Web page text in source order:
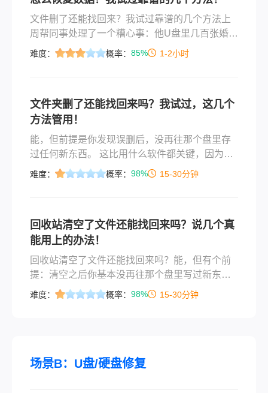
文件删了还能找回来？我试过靠谱的几个方法上
周帮同事处理了一个糟心事：他U盘里几百张婚礼
照片，拷贝时手滑点了“删除并清空回收站”，当场
后来试了各种办法，有些确实管用，有些纯属浪
费时间。今天就把我验证过的、真正能解决“怎么
恢复数据”这个问题的办法写出来，覆盖误删、格
式化、分
难度： 概率： 85% 1-2小时
文件夹删了还能找回来吗？我试过，这几个
方法管用！
能，但前提是你发现误删后，没再往那个盘里存
过任何新东西。 这比用什么软件都关键，因为文
件夹虽然从眼前消失了，但数据还在硬盘里躺
难度： 概率： 98% 15-30分钟
回收站清空了文件还能找回来吗？说几个真
能用上的办法！
回收站清空了文件还能找回来吗？能，但有个前
提：清空之后你基本没再往那个盘里写过新东
西。回收站清空只是把文件标记成「可覆盖」，
难度： 概率： 98% 15-30分钟
场景B：U盘/硬盘修复